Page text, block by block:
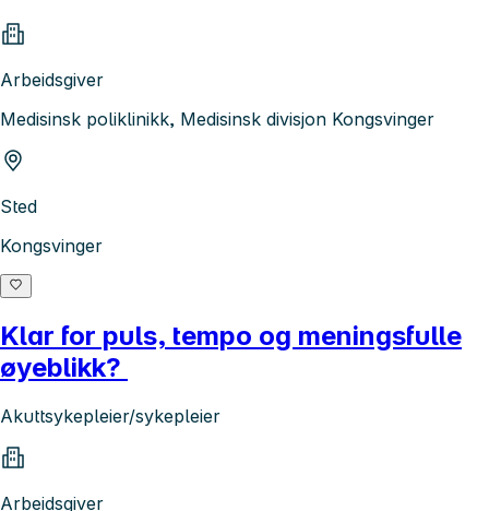
Arbeidsgiver
Medisinsk poliklinikk, Medisinsk divisjon Kongsvinger
Sted
Kongsvinger
Klar for puls, tempo og meningsfulle
øyeblikk?
Akuttsykepleier/sykepleier
Arbeidsgiver